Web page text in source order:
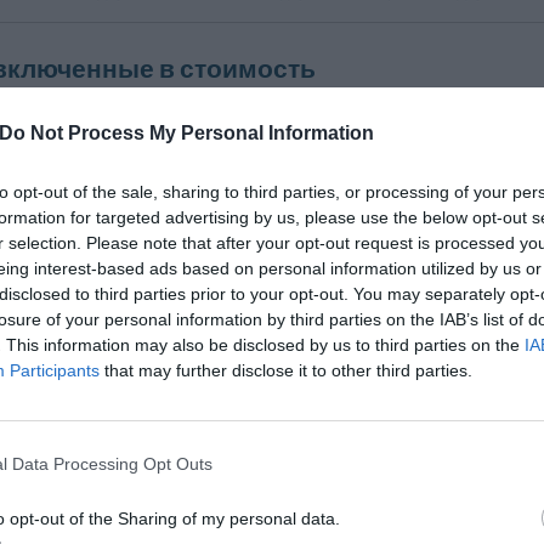
Do Not Process My Personal Information
opt-out of the sale, sharing to third parties, or processing of your
for targeted advertising by us, please use the below opt-out
selection. Please note that after your opt-out request is processed
interest-based ads based on personal information utilized by us
to third parties prior to your opt-out. You may separately
of your personal information by third parties on the IAB’s list of
This information may also be disclosed by us to third parties on the
Participants that may further disclose it to other third parties.
Data Processing Opt Outs
opt-out of the Sharing of my personal data.
в стоимость
персонал
Сейф
информация
Хранение багажа
заезда и отъезда
и бар
servita la Prima Colazione dalle ore 07.00 alle ore 10.00con un buffet di
quali latte, Succhi, Yogurt, Marmellate, sono selezionati tra quelli di prima
7:00 alle 10:00 può soddisfare i clienti più esigenti ed e’ correlato dal
vengono servite dal Personale e non da distributori automatici self
è stato rivisitato nella Sua Struttura per riuscire a soddisfare attraverso a
più esigenti cucinando nel modo più semplice prodotti freschi di giornata